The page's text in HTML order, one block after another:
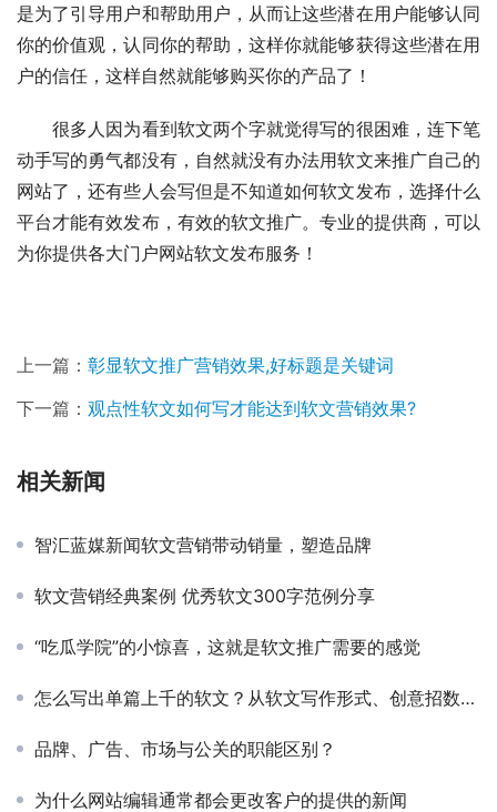
是为了引导用户和帮助用户，从而让这些潜在用户能够认同
你的价值观，认同你的帮助，这样你就能够获得这些潜在用
户的信任，这样自然就能够购买你的产品了！
很多人因为看到软文两个字就觉得写的很困难，连下笔
动手写的勇气都没有，自然就没有办法用软文来推广自己的
网站了，还有些人会写但是不知道如何软文发布，选择什么
平台才能有效发布，有效的软文推广。专业的提供商，可以
为你提供各大门户网站软文发布服务！
上一篇： 彰显软文推广营销效果,好标题是关键词
下一篇： 观点性软文如何写才能达到软文营销效果?
相关新闻
智汇蓝媒新闻软文营销带动销量，塑造品牌
软文营销经典案例 优秀软文300字范例分享
“吃瓜学院”的小惊喜，这就是软文推广需要的感觉
怎么写出单篇上千的软文？从软文写作形式、创意招数全面分析
品牌、广告、市场与公关的职能区别？
为什么网站编辑通常都会更改客户的提供的新闻